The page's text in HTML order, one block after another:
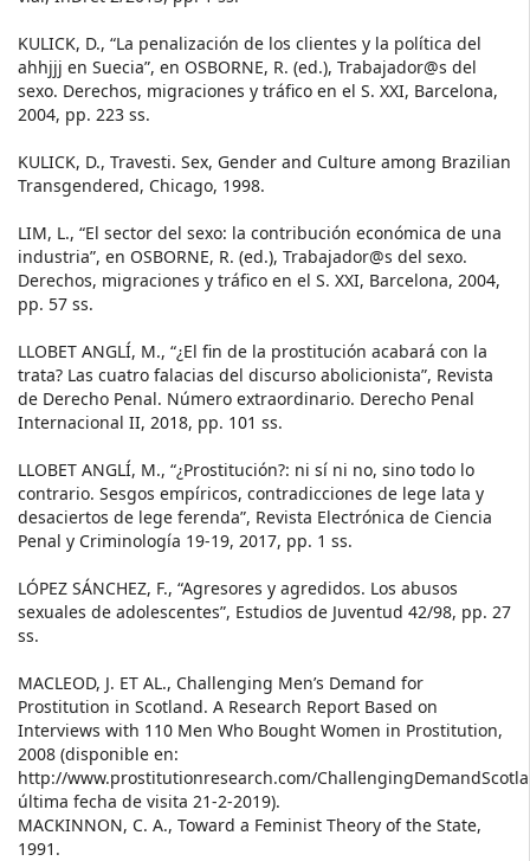
KULICK, D., “La penalización de los clientes y la política del
ahhjjj en Suecia”, en OSBORNE, R. (ed.), Trabajador@s del
sexo. Derechos, migraciones y tráfico en el S. XXI, Barcelona,
2004, pp. 223 ss.
KULICK, D., Travesti. Sex, Gender and Culture among Brazilian
Transgendered, Chicago, 1998.
LIM, L., “El sector del sexo: la contribución económica de una
industria”, en OSBORNE, R. (ed.), Trabajador@s del sexo.
Derechos, migraciones y tráfico en el S. XXI, Barcelona, 2004,
pp. 57 ss.
LLOBET ANGLÍ, M., “¿El fin de la prostitución acabará con la
trata? Las cuatro falacias del discurso abolicionista”, Revista
de Derecho Penal. Número extraordinario. Derecho Penal
Internacional II, 2018, pp. 101 ss.
LLOBET ANGLÍ, M., “¿Prostitución?: ni sí ni no, sino todo lo
contrario. Sesgos empíricos, contradicciones de lege lata y
desaciertos de lege ferenda”, Revista Electrónica de Ciencia
Penal y Criminología 19-19, 2017, pp. 1 ss.
LÓPEZ SÁNCHEZ, F., “Agresores y agredidos. Los abusos
sexuales de adolescentes”, Estudios de Juventud 42/98, pp. 27
ss.
MACLEOD, J. ET AL., Challenging Men’s Demand for
Prostitution in Scotland. A Research Report Based on
Interviews with 110 Men Who Bought Women in Prostitution,
2008 (disponible en:
http://www.prostitutionresearch.com/
última fecha de visita 21-2-2019).
MACKINNON, C. A., Toward a Feminist Theory of the State,
1991.